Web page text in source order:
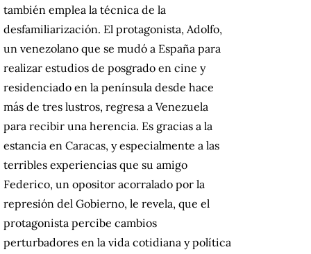
también emplea la técnica de la
desfamiliarización. El protagonista, Adolfo,
un venezolano que se mudó a España para
realizar estudios de posgrado en cine y
residenciado en la península desde hace
más de tres lustros, regresa a Venezuela
para recibir una herencia. Es gracias a la
estancia en Caracas, y especialmente a las
terribles experiencias que su amigo
Federico, un opositor acorralado por la
represión del Gobierno, le revela, que el
protagonista percibe cambios
perturbadores en la vida cotidiana y política